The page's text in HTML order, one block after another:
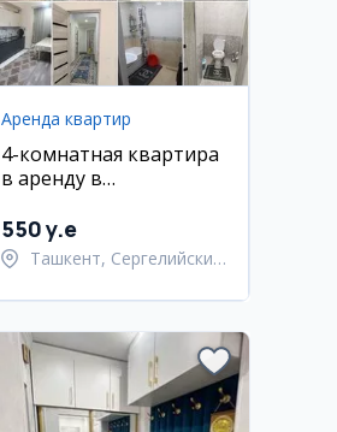
Аренда квартир
4-комнатная квартира
в аренду в
Куровчиляр дахаси, 8
этаж
550 y.e
Ташкент, Сергелийский